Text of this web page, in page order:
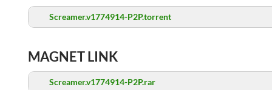
Screamer.v1774914-P2P.torrent
MAGNET LINK
Screamer.v1774914-P2P.rar